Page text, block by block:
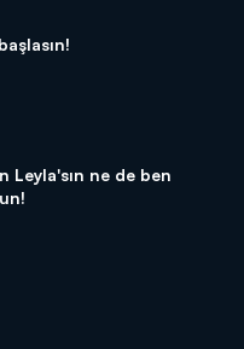
Leyla'sın ne de ben